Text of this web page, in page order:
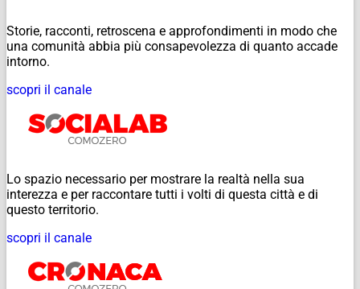
Storie, racconti, retroscena e approfondimenti in modo che
una comunità abbia più consapevolezza di quanto accade
intorno.
scopri il canale
Lo spazio necessario per mostrare la realtà nella sua
interezza e per raccontare tutti i volti di questa città e di
questo territorio.
scopri il canale